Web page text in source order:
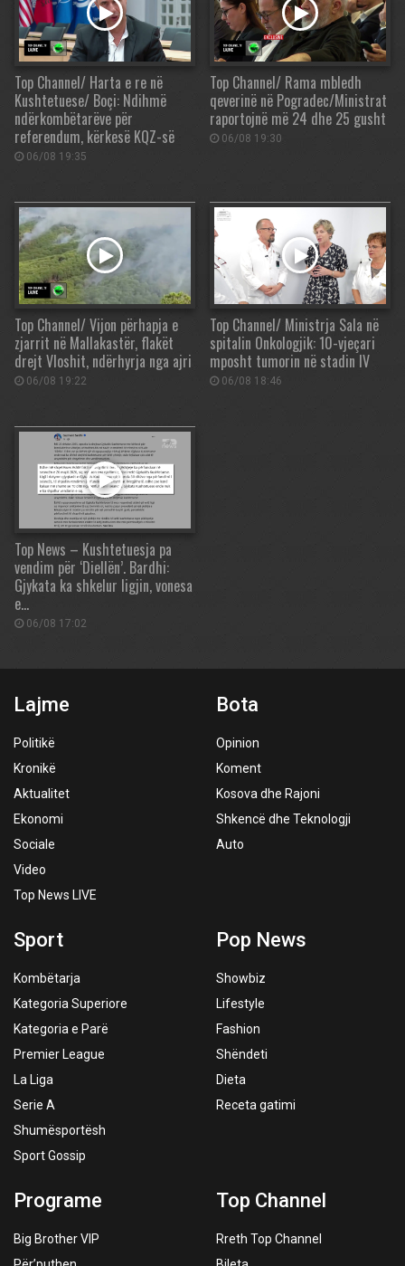
Top Channel/ Harta e re në
Kushtetuese/ Boçi: Ndihmë
ndërkombëtarëve për
referendum, kërkesë KQZ-së
06/08 19:35
Top Channel/ Rama mbledh
qeverinë në Pogradec/Ministrat
raportojnë më 24 dhe 25 gusht
06/08 19:30
Top Channel/ Vijon përhapja e
zjarrit në Mallakastër, flakët
drejt Vloshit, ndërhyrja nga ajri
06/08 19:22
Top Channel/ Ministrja Sala në
spitalin Onkologjik: 10-vjeçari
mposht tumorin në stadin IV
06/08 18:46
Top News – Kushtetuesja pa
vendim për ‘Diellën’. Bardhi:
Gjykata ka shkelur ligjin, vonesa
e…
06/08 17:02
Lajme
Politikë
Kronikë
Aktualitet
Ekonomi
Sociale
Video
Top News LIVE
Bota
Opinion
Koment
Kosova dhe Rajoni
Shkencë dhe Teknologji
Auto
Sport
Kombëtarja
Kategoria Superiore
Kategoria e Parë
Premier League
La Liga
Serie A
Shumësportësh
Sport Gossip
Pop News
Showbiz
Lifestyle
Fashion
Shëndeti
Dieta
Receta gatimi
Programe
Big Brother VIP
Top Channel
Rreth Top Channel